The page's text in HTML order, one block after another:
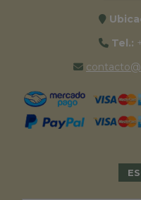
Tel.: